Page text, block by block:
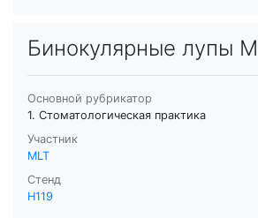
Бинокулярные лупы
Основной рубрикатор
1. Стоматологическая практика
Участник
MLT
Стенд
H119